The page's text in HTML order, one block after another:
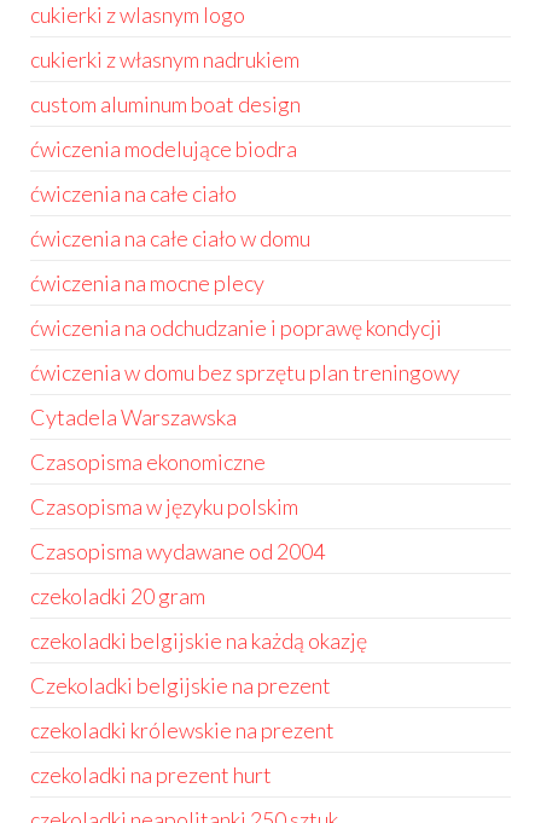
cukierki z wlasnym logo
cukierki z własnym nadrukiem
custom aluminum boat design
ćwiczenia modelujące biodra
ćwiczenia na całe ciało
ćwiczenia na całe ciało w domu
ćwiczenia na mocne plecy
ćwiczenia na odchudzanie i poprawę kondycji
ćwiczenia w domu bez sprzętu plan treningowy
Cytadela Warszawska
Czasopisma ekonomiczne
Czasopisma w języku polskim
Czasopisma wydawane od 2004
czekoladki 20 gram
czekoladki belgijskie na każdą okazję
Czekoladki belgijskie na prezent
czekoladki królewskie na prezent
czekoladki na prezent hurt